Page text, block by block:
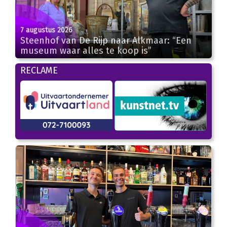
7 augustus 2026
Steenhof van De Rijp naar Alkmaar: “Een
museum waar alles te koop is”
RECLAME